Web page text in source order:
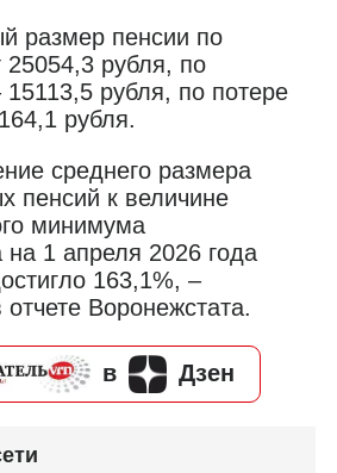
размер пенсии по
25054,3 рубля, по
рубля, по потере
рубля.
среднего размера
пенсий к величине
минимума
на 1 апреля 2026 года
163,1%, –
отчете Воронежстата.
в Дзен